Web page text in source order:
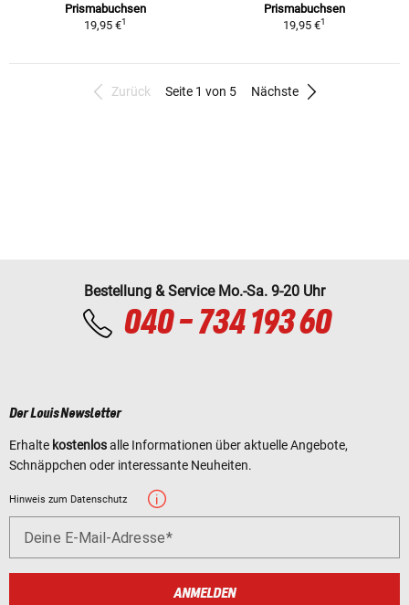
Prismabuchsen
19,95 €1
Prismabuchsen
19,95 €1
Zurück Seite 1 von 5 Nächste
Bestellung & Service Mo.-Sa. 9-20 Uhr
040 - 734 193 60
Der Louis Newsletter
Erhalte kostenlosalle Informationen über aktuelle Angebote,
Schnäppchen oder interessante Neuheiten.
Hinweis zum Datenschutz
Deine E-Mail-Adresse
ANMELDEN